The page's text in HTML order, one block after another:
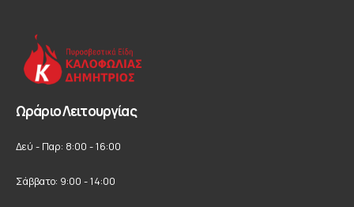
Ωράριο Λειτουργίας
Δεύ - Παρ: 8:00 - 16:00
Σάββατο: 9:00 - 14:00